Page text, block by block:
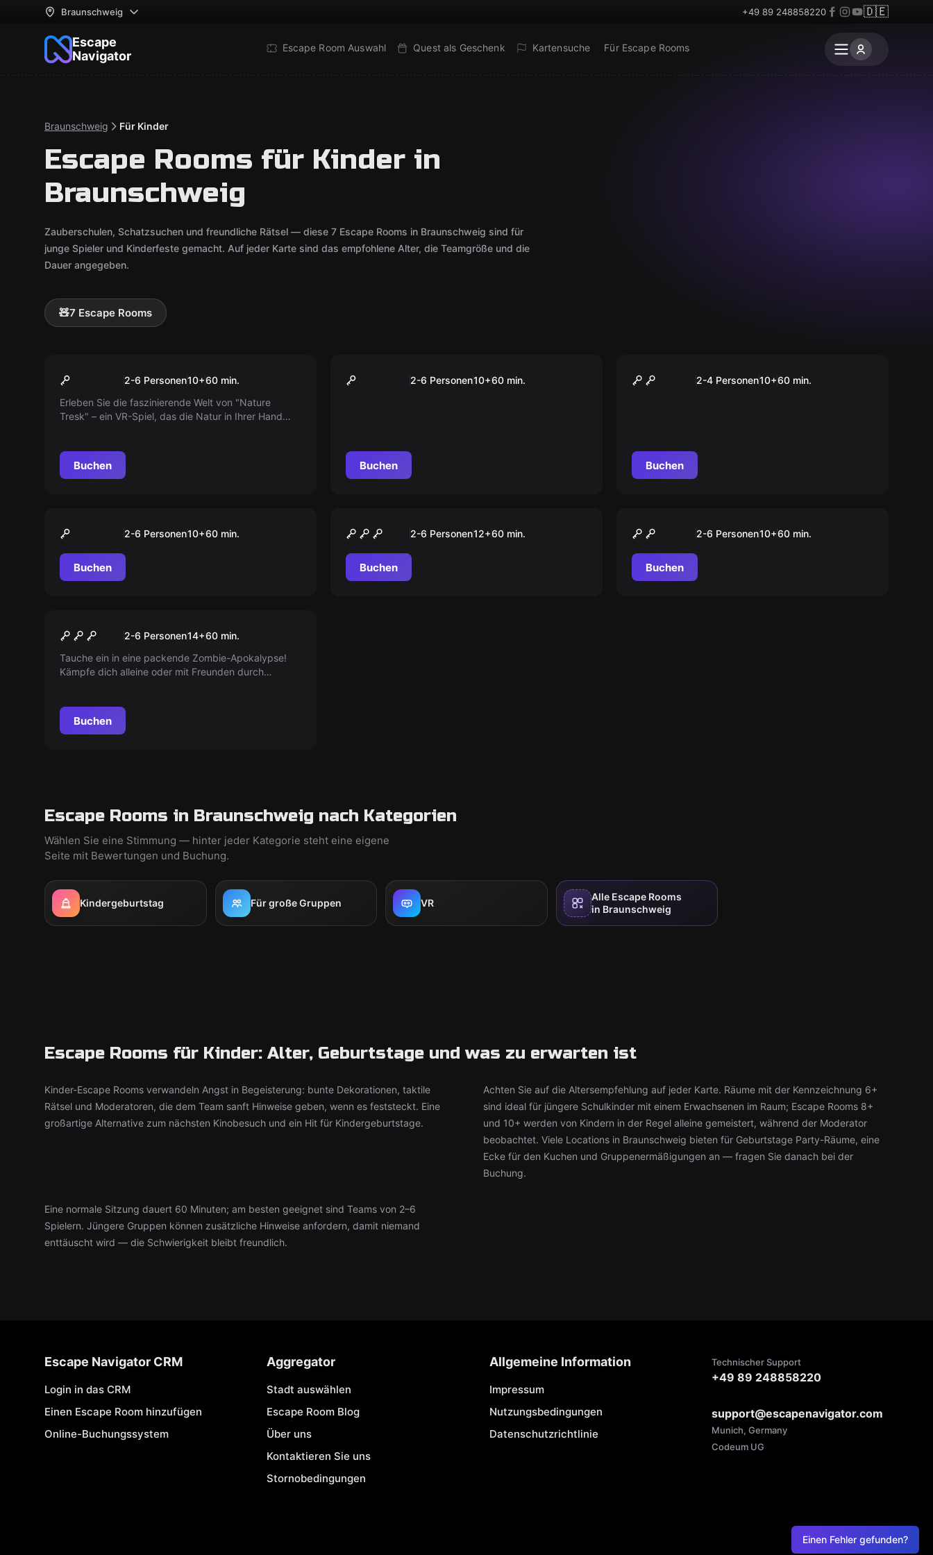
Braunschweig +49 89 248858220 🇩🇪
Escape
Navigator
Escape Room Auswahl Quest als Geschenk Kartensuche Für Escape Rooms
Braunschweig Für Kinder
Escape Rooms für Kinder in
Braunschweig
Zauberschulen, Schatzsuchen und freundliche Rätsel — diese 7 Escape Rooms in Braunschweig sind für
junge Spieler und Kinderfeste gemacht. Auf jeder Karte sind das empfohlene Alter, die Teamgröße und die
Dauer angegeben.
🧸7 Escape Rooms
Nature Treks
2-6 Personen10+60 min.
Erleben Sie die faszinierende Welt von "Nature
Tresk" – ein VR-Spiel, das die Natur in Ihrer Hand
oder einen üppigen Dschungel und gestalten Sie Ihre
eigene natürliche Welt.
Buchen
Google Earth
2-6 Personen10+60 min.
Buchen
Loco Dojo2-4 Personen10+60 min.
Buchen
The Blu 2-6 Personen10+60 min.
Buchen
Beatsaber2-6 Personen12+60 min.
Buchen
Fruit Ninja2-6 Personen10+60 min.
Buchen
Ariozona Sunshine
2-6 Personen14+60 min.
Tauche ein in eine packende Zombie-Apokalypse!
Kämpfe dich alleine oder mit Freunden durch
durch unzählige Zombiehorden. Wähl deine
Herausforderung und überlebe! Spannung pur
Buchen
Escape Rooms in Braunschweig nach Kategorien
Wählen Sie eine Stimmung — hinter jeder Kategorie steht eine eigene
Seite mit Bewertungen und Buchung.
Kindergeburtstag Für große Gruppen VR
Alle Escape Rooms
in Braunschweig
Escape Rooms für Kinder: Alter, Geburtstage und was zu erwarten ist
Kinder-Escape Rooms verwandeln Angst in Begeisterung: bunte Dekorationen, taktile
Rätsel und Moderatoren, die dem Team sanft Hinweise geben, wenn es feststeckt. Eine
großartige Alternative zum nächsten Kinobesuch und ein Hit für Kindergeburtstage.
Achten Sie auf die Altersempfehlung auf jeder Karte. Räume mit der Kennzeichnung 6+
sind ideal für jüngere Schulkinder mit einem Erwachsenen im Raum; Escape Rooms 8+
und 10+ werden von Kindern in der Regel alleine gemeistert, während der Moderator
beobachtet. Viele Locations in Braunschweig bieten für Geburtstage Party-Räume, eine
Ecke für den Kuchen und Gruppenermäßigungen an — fragen Sie danach bei der
Buchung.
Eine normale Sitzung dauert 60 Minuten; am besten geeignet sind Teams von 2–6
Spielern. Jüngere Gruppen können zusätzliche Hinweise anfordern, damit niemand
enttäuscht wird — die Schwierigkeit bleibt freundlich.
Einen Fehler gefunden?
Escape Navigator CRM
Login in das CRM
Einen Escape Room hinzufügen
Online-Buchungssystem
Aggregator
Stadt auswählen
Escape Room Blog
Über uns
Kontaktieren Sie uns
Stornobedingungen
Allgemeine Information
Impressum
Nutzungsbedingungen
Datenschutzrichtlinie
Technischer Support
+49 89 248858220
support@escapenavigator.com
Munich, Germany
Codeum UG